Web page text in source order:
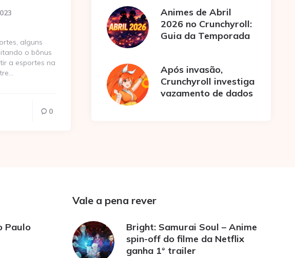
alguns
o bônus
a esportes na
0
Animes de Abril
2026 no Crunchyroll:
Guia da Temporada
Após invasão,
Crunchyroll investiga
vazamento de dados
Paulo
Vale a pena rever
Bright: Samurai Soul – Anime
spin-off do filme da Netflix
ganha 1° trailer